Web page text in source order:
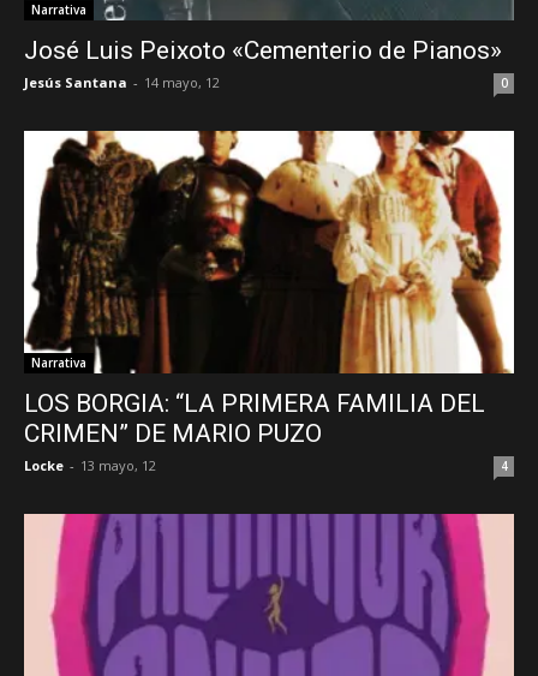
Narrativa
José Luis Peixoto «Cementerio de Pianos»
Jesús Santana - 14 mayo, 12 0
Narrativa
LOS BORGIA: “LA PRIMERA FAMILIA DEL
CRIMEN” DE MARIO PUZO
Locke - 13 mayo, 12 4